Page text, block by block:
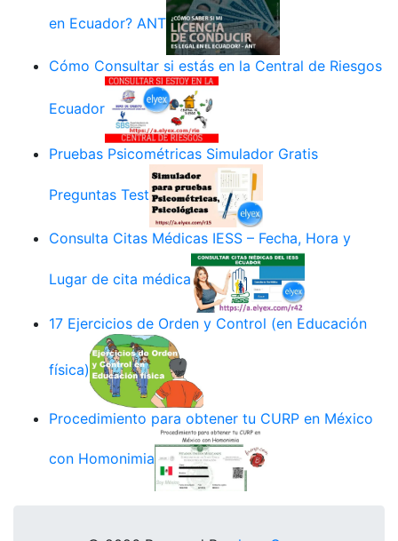
en Ecuador? ANT
Cómo Consultar si estás en la Central de Riesgos
Ecuador
Pruebas Psicométricas Simulador Gratis
Preguntas Test
Consulta Citas Médicas IESS – Fecha, Hora y
Lugar de cita médica
17 Ejercicios de Orden y Control (en Educación
física)
Procedimiento para obtener tu CURP en México
con Homonimia